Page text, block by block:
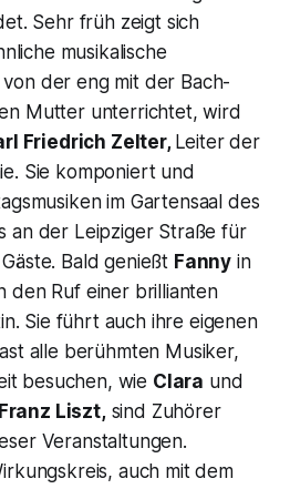
Sehr früh zeigt sich
musikalische
von der eng mit der Bach-
Mutter unterrichtet, wird
Friedrich Zelter, Leiter der
Sie komponiert und
im Gartensaal des
an der Leipziger Straße für
Bald genießt Fanny in
den Ruf einer brillianten
Sie führt auch ihre eigenen
alle berühmten Musiker,
besuchen, wie Clara und
Liszt,sind Zuhörer
Veranstaltungen.
auch mit dem